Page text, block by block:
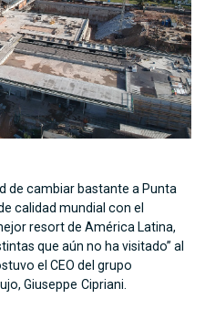
de cambiar bastante a Punta
calidad mundial con el
resort de América Latina,
que aún no ha visitado” al
el CEO del grupo
Giuseppe Cipriani.